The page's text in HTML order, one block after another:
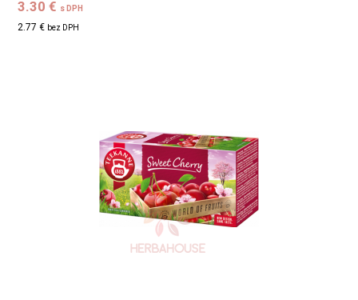
3.30 € s DPH
2.77 € bez DPH